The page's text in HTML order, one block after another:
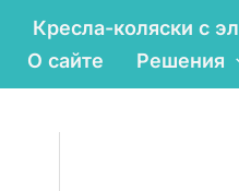
Кресла-коляски с
О сайте Решения